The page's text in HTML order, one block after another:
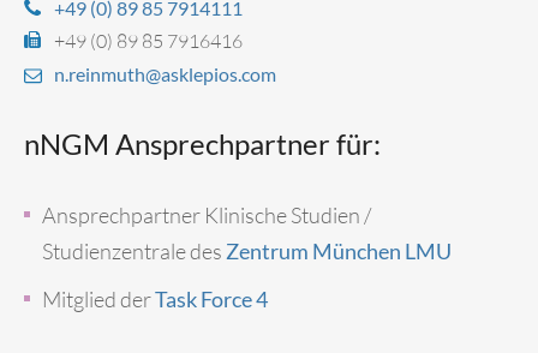
+49 (0) 89 85 7914111
+49 (0) 89 85 7916416
n.reinmuth@asklepios.com
nNGM Ansprechpartner für:
Ansprechpartner Klinische Studien /
Studienzentrale des Zentrum München LMU
Mitglied derTask Force 4